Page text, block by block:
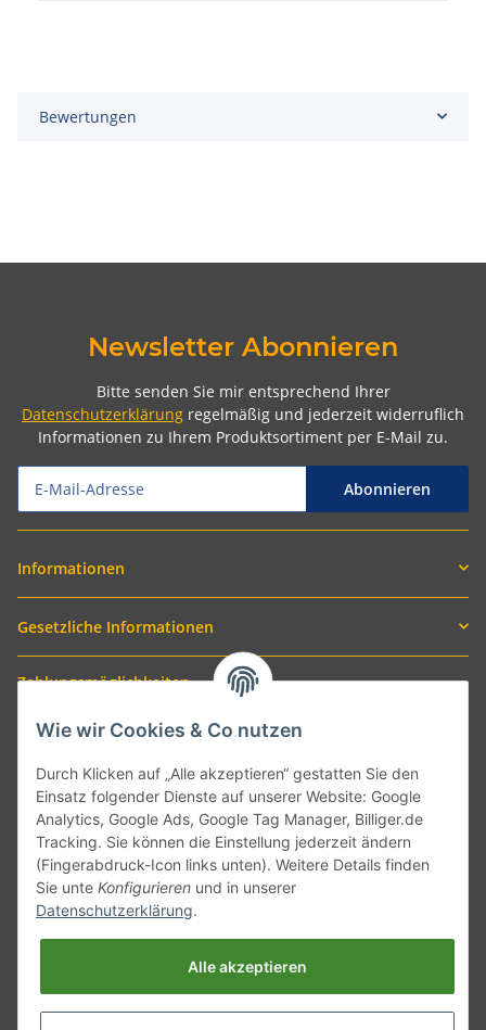
Bewertungen
Newsletter Abonnieren
Bitte senden Sie mir entsprechend Ihrer
Datenschutzerklärung regelmäßig und jederzeit widerruflich
Informationen zu Ihrem Produktsortiment per E-Mail zu.
Abonnieren
Informationen
Gesetzliche Informationen
Zahlungsmöglichkeiten
Versand mit
Wie wir Cookies & Co nutzen
Durch Klicken auf „Alle akzeptieren“ gestatten Sie den
Einsatz folgender Dienste auf unserer Website: Google
Analytics, Google Ads, Google Tag Manager, Billiger.de
Tracking. Sie können die Einstellung jederzeit ändern
(Fingerabdruck-Icon links unten). Weitere Details finden
Sie unte Konfigurieren und in unserer
Datenschutzerklärung.
Alle akzeptieren